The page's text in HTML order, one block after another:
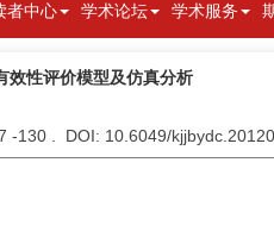
者中心 学术论坛 学术服务
效性评价模型及仿真分析
-130 . DOI: 10.6049/